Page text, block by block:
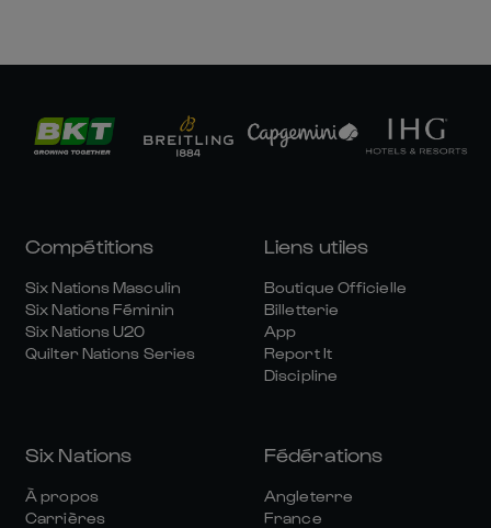
Compétitions
Six Nations Masculin
Six Nations Féminin
Six Nations U20
Quilter Nations Series
Liens utiles
Boutique Officielle
Billetterie
App
Report It
Discipline
Six Nations
À propos
Carrières
Fédérations
Angleterre
France